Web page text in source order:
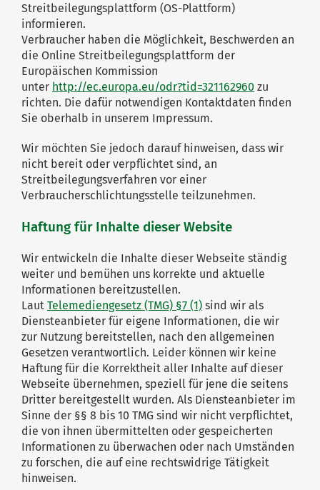
Streitbeilegungsplattform (OS-Plattform)
informieren.
Verbraucher haben die Möglichkeit, Beschwerden an
die Online Streitbeilegungsplattform der
Europäischen Kommission
unter http://ec.europa.eu/odr?tid=321162960 zu
richten. Die dafür notwendigen Kontaktdaten finden
Sie oberhalb in unserem Impressum.
Wir möchten Sie jedoch darauf hinweisen, dass wir
nicht bereit oder verpflichtet sind, an
Streitbeilegungsverfahren vor einer
Verbraucherschlichtungsstelle teilzunehmen.
Haftung für Inhalte dieser Website
Wir entwickeln die Inhalte dieser Webseite ständig
weiter und bemühen uns korrekte und aktuelle
Informationen bereitzustellen.
Laut Telemediengesetz (TMG) §7 (1) sind wir als
Diensteanbieter für eigene Informationen, die wir
zur Nutzung bereitstellen, nach den allgemeinen
Gesetzen verantwortlich. Leider können wir keine
Haftung für die Korrektheit aller Inhalte auf dieser
Webseite übernehmen, speziell für jene die seitens
Dritter bereitgestellt wurden. Als Diensteanbieter im
Sinne der §§ 8 bis 10 TMG sind wir nicht verpflichtet,
die von ihnen übermittelten oder gespeicherten
Informationen zu überwachen oder nach Umständen
zu forschen, die auf eine rechtswidrige Tätigkeit
hinweisen.